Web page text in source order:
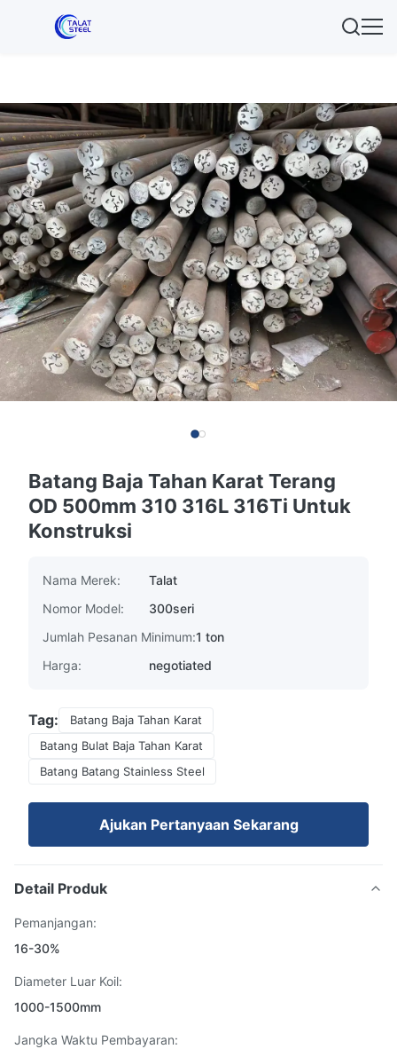
Batang Baja Tahan Karat Terang
OD 500mm 310 316L 316Ti Untuk
Konstruksi
Nama Merek:
Talat
Nomor Model:
300seri
Jumlah Pesanan Minimum:1 ton
Harga:
negotiated
Tag:
Batang Baja Tahan Karat
Batang Bulat Baja Tahan Karat
Batang Batang Stainless Steel
Ajukan Pertanyaan Sekarang
Detail Produk
Pemanjangan:
16-30%
Diameter Luar Koil:
1000-1500mm
Jangka Waktu Pembayaran: